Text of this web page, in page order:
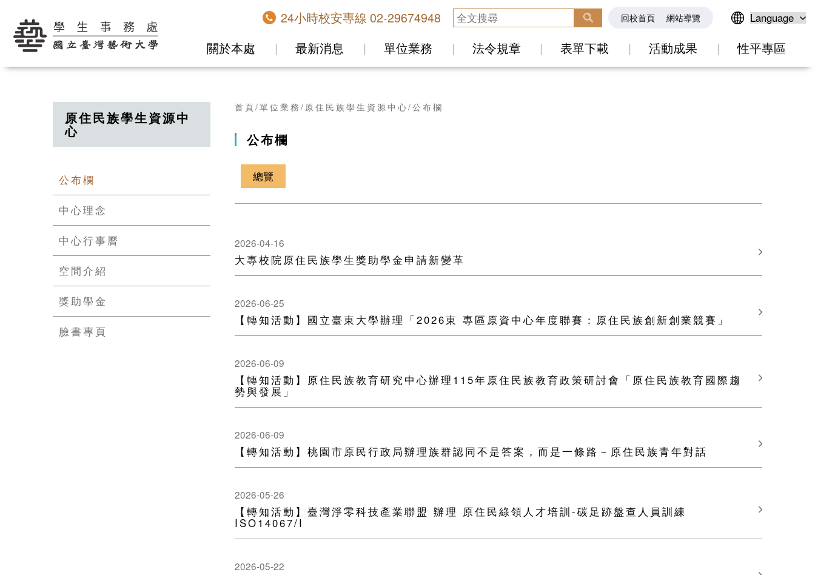
學生事務處
24小時校安專線 02-29674948 回校首頁 網站導覽
關於本處 最新消息 單位業務 法令規章 表單下載 活動成果 性平專區
原住民族學生資源中
心
公布欄
中心理念
中心行事曆
空間介紹
獎助學金
臉書專頁
首頁 單位業務 原住民族學生資源中心 公布欄
公布欄
總覽
2026-04-16
大專校院原住民族學生獎助學金申請新變革
2026-06-25
【轉知活動】國立臺東大學辦理「2026東 專區原資中心年度聯賽：原住民族創新創業競賽」
2026-06-09
【轉知活動】原住民族教育研究中心辦理115年原住民族教育政策研討會「原住民族教育國際趨
勢與發展」
2026-06-09
【轉知活動】桃園市原民行政局辦理族群認同不是答案，而是一條路－原住民族青年對話
2026-05-26
【轉知活動】臺灣淨零科技產業聯盟 辦理 原住民綠領人才培訓-碳足跡盤查人員訓練
ISO14067/I
2026-05-22